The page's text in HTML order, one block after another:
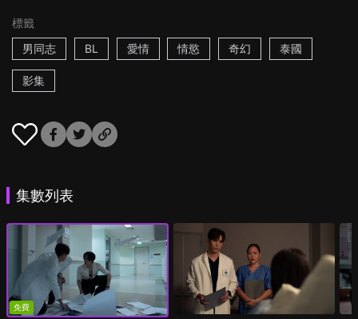
標籤
男同志
BL 愛情 情慾 奇幻 泰國
影集
集數列表
免費